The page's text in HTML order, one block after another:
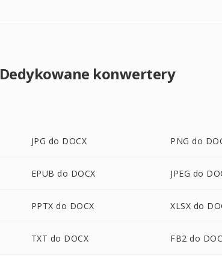
Dedykowane konwertery
JPG do DOCX PNG do
EPUB do DOCX JPEG do
PPTX do DOCX XLSX do
TXT do DOCX FB2 do